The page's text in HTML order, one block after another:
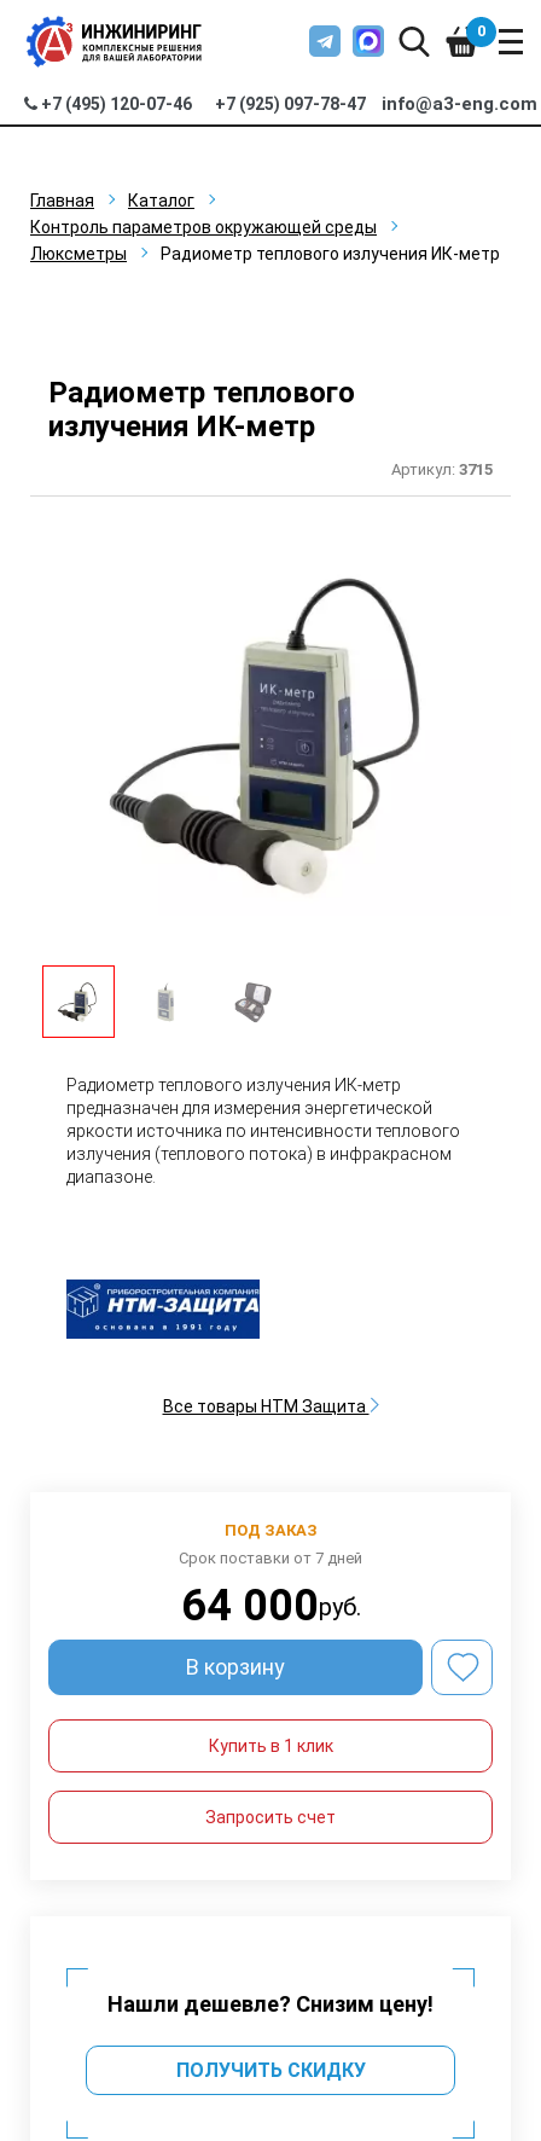
+7 (495) 120-07-46 +7 (925) 097-78-47 info@a3-eng.com
0
Главная
Каталог
Контроль параметров окружающей среды
Люксметры
Радиометр теплового излучения ИК-метр
Радиометр теплового
излучения ИК-метр
Артикул: 3715
Радиометр теплового излучения ИК-метр
предназначен для измерения энергетической
яркости источника по интенсивности теплового
излучения (теплового потока) в инфракрасном
диапазоне.
Все товары НТМ Защита
ПОД ЗАКАЗ
Срок поставки от 7 дней
64 000руб.
В корзину
Купить в 1 клик
Запросить счет
Нашли дешевле? Снизим цену!
ПОЛУЧИТЬ СКИДКУ